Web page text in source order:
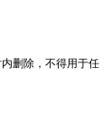
删除，不得用于任